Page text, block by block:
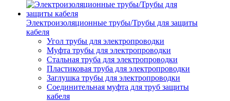
Электроизоляционные трубы/Трубы для защиты
кабеля
Угол трубы для электропроводки
Муфта трубы для электропроводки
Стальная труба для электропроводки
Пластиковая труба для электропроводки
Заглушка трубы для электропроводки
Соединительная муфта для труб защиты
кабеля